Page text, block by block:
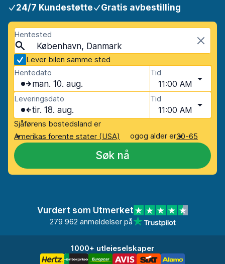
24/7 Kundestøtte Gratis avbestilling
Hentested
København, Danmark
Lever bilen samme sted
Hentedato
man. 10. aug.
Tid
11:00 AM
Leveringsdato
tir. 18. aug.
Tid
11:00 AM
Sjåførens bostedsland er
Amerikas forente stater (USA)
ogog alder er30-65
Søk nå
Vurdert som Utmerket
279 962 anmeldelser på
1000+ utleieselskaper